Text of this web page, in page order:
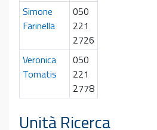
Simone
Farinella
050
221
2726
Veronica
Tomatis
050
221
2778
Unità Ricerca